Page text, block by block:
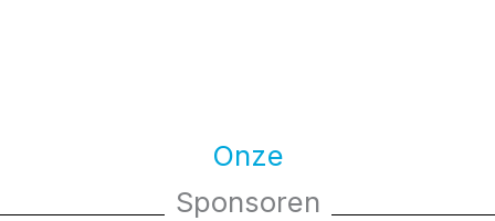
Onze
Sponsoren